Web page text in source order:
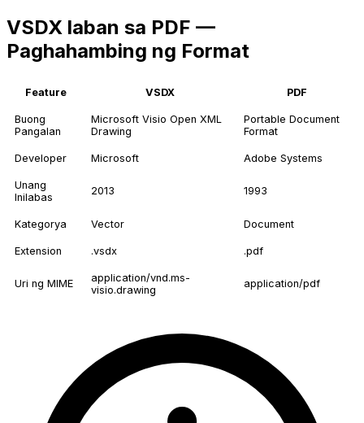
VSDX laban sa PDF —
Paghahambing ng Format
Feature VSDX PDF
Buong
Pangalan
Microsoft Visio Open XML
Drawing
Portable Document
Format
Developer Microsoft Adobe Systems
Unang
Inilabas
2013 1993
Kategorya Vector Document
Extension .vsdx .pdf
Uri ng MIME
application/vnd.ms-
visio.drawing
application/pdf